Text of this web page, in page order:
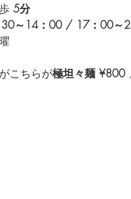
5分
30～14：00 / 17：00～
こちらが極坦々麺 ¥800